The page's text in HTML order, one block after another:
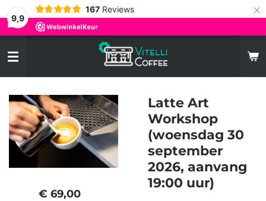
9,9
167 Reviews ×
Latte Art
Workshop
(woensdag 30
september
2026, aanvang
19:00 uur)
€ 69,00